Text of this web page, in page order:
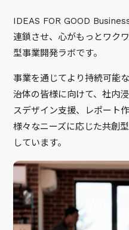
IDEAS FOR GOOD
連鎖させ、心がもっとワク
型事業開発ラボです。
事業を通じてより持続可能
治体の皆様に向けて、社内
スデザイン支援、レポート
様々なニーズに応じた共創
しています。